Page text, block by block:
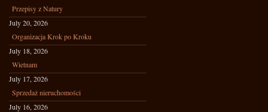
Przepisy z Natury
July 20, 2026
Organizacja Krok po Kroku
July 18, 2026
Wietnam
July 17, 2026
Sprzedaż nieruchomości
July 16, 2026